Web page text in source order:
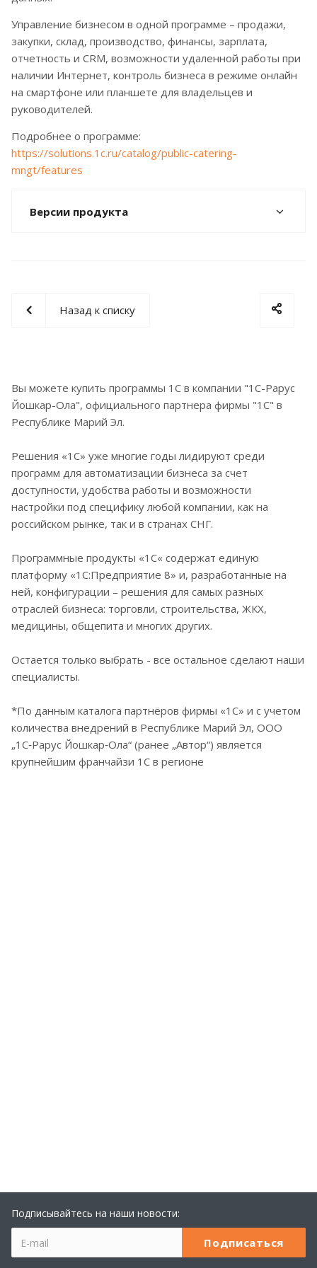
Управление бизнесом в одной программе – продажи,
закупки, склад, производство, финансы, зарплата,
отчетность и CRM, возможности удаленной работы при
наличии Интернет, контроль бизнеса в режиме онлайн
на смартфоне или планшете для владельцев и
руководителей.
Подробнее о программе:
https://solutions.1c.ru/catalog/public-catering-
mngt/features
Версии продукта
Назад к списку
Вы можете купить программы 1С в компании "1С-Рарус
Йошкар-Ола", официального партнера фирмы "1С" в
Республике Марий Эл.
Решения «1С» уже многие годы лидируют среди
программ для автоматизации бизнеса за счет
доступности, удобства работы и возможности
настройки под специфику любой компании, как на
российском рынке, так и в странах СНГ.
Программные продукты «1С« содержат единую
платформу «1С:Предприятие 8» и, разработанные на
ней, конфигурации – решения для самых разных
отраслей бизнеса: торговли, строительства, ЖКХ,
медицины, общепита и многих других.
Остается только выбрать - все остальное сделают наши
специалисты.
*По данным каталога партнёров фирмы «1С» и с учетом
количества внедрений в Республике Марий Эл, ООО
„1С‑Рарус Йошкар‑Ола“ (ранее „Автор“) является
крупнейшим франчайзи 1С в регионе
Подписывайтесь на наши новости: